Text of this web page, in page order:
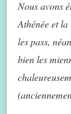
Nous avons
Athénée et
les pass,
bien les